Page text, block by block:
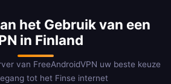
het Gebruik van een
in Finland
van FreeAndroidVPN uw beste keuze
tot het Finse internet